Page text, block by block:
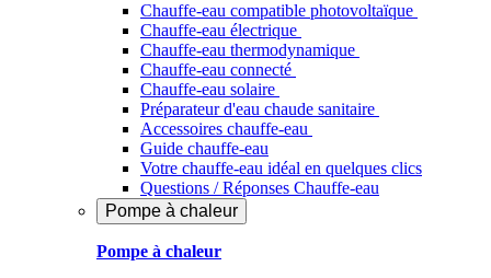
Chauffe-eau compatible photovoltaïque
Chauffe-eau électrique
Chauffe-eau thermodynamique
Chauffe-eau connecté
Chauffe-eau solaire
Préparateur d'eau chaude sanitaire
Accessoires chauffe-eau
Guide chauffe-eau
Votre chauffe-eau idéal en quelques clics
Questions / Réponses Chauffe-eau
Pompe à chaleur
Pompe à chaleur